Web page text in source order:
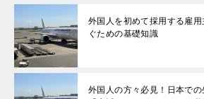
外国人を初めて採用する雇
ぐための基礎知識
外国人の方々必見！日本で